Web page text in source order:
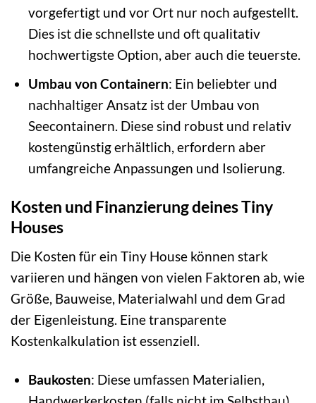
vorgefertigt und vor Ort nur noch aufgestellt.
Dies ist die schnellste und oft qualitativ
hochwertigste Option, aber auch die teuerste.
Umbau von Containern: Ein beliebter und
nachhaltiger Ansatz ist der Umbau von
Seecontainern. Diese sind robust und relativ
kostengünstig erhältlich, erfordern aber
umfangreiche Anpassungen und Isolierung.
Kosten und Finanzierung deines Tiny
Houses
Die Kosten für ein Tiny House können stark
variieren und hängen von vielen Faktoren ab, wie
Größe, Bauweise, Materialwahl und dem Grad
der Eigenleistung. Eine transparente
Kostenkalkulation ist essenziell.
Baukosten: Diese umfassen Materialien,